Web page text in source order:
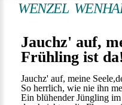
WENZEL
Jauchz' auf,
Frühling ist
Jauchz' auf, meine
So herrlich, wie nie ihn
Ein blühender Jüngling